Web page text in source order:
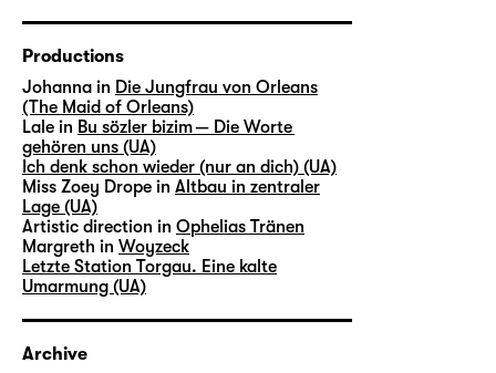
Productions
Johanna in Die Jungfrau von Orleans
(The Maid of Orleans)
Lale in Bu sözler bizim — Die Worte
gehören uns (UA)
Ich denk schon wieder (nur an dich) (UA)
Miss Zoey Drope in Altbau in zentraler
Lage (UA)
Artistic direction in Ophelias Tränen
Margreth in Woyzeck
Letzte Station Torgau. Eine kalte
Umarmung (UA)
Archive